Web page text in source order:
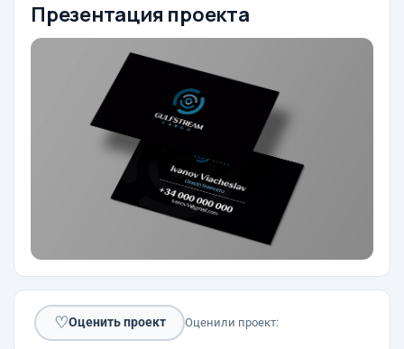
Презентация проекта
♡Оценить проект Оценили проект: